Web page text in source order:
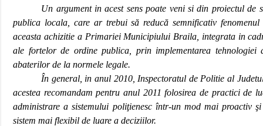
Un argument in acest sens poate veni si din proiectul
publica locala, care ar trebui să reducă semnificativ
aceasta achizitie a Primariei Municipiului Braila, integrata in
ale fortelor de ordine publica, prin implementarea
abaterilor de la normele legale.
În general, in anul 2010, Inspectoratul de Politie al
acestea recomandam pentru anul 2011 folosirea de practici
administrare a sistemului poliţienesc într-un mod mai proactiv
sistem mai flexibil de luare a deciziilor.